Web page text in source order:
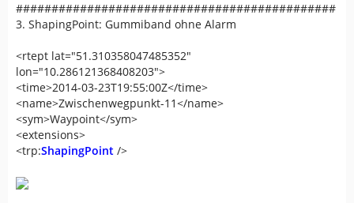
#############################################
3. ShapingPoint: Gummiband ohne Alarm
<rtept lat="51.310358047485352"
lon="10.286121368408203">
<time>2014-03-23T19:55:00Z</time>
<name>Zwischenwegpunkt-11</name>
<sym>Waypoint</sym>
<extensions>
<trp:ShapingPoint />